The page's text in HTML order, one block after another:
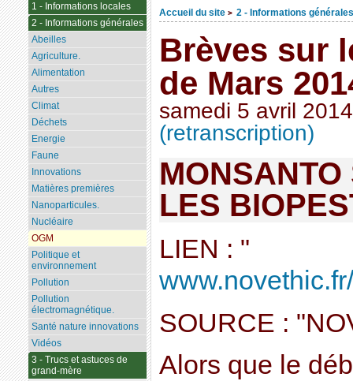
Accueil du site > 2 - Informations générales
Brèves sur
de Mars
samedi 5 avril 2014
(retranscription)
LES
LIEN : "
SOURCE :
Alors que le
1 - Informations locales
2 - Informations générales
Abeilles
Agriculture.
Alimentation
Autres
Climat
Déchets
Energie
Faune
Innovations
Matières premières
Nanoparticules.
Nucléaire
OGM
Politique et
environnement
Pollution
Pollution
électromagnétique.
Santé nature innovations
Vidéos
3 - Trucs et astuces de
grand-mère